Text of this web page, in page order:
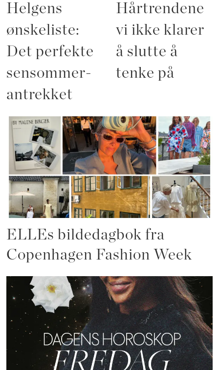
Helgens
ønskeliste:
Det perfekte
sensommer-
antrekket
Hårtrendene
vi ikke klarer
å slutte å
tenke på
ELLEs bildedagbok fra
Copenhagen Fashion Week